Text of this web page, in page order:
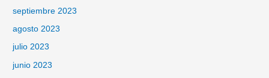
septiembre 2023
agosto 2023
julio 2023
junio 2023